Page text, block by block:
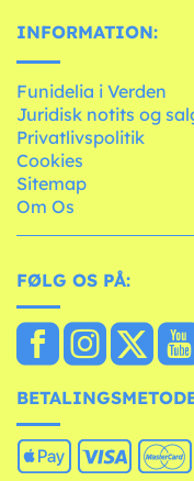
INFORMATION:
Funidelia i Verden
Juridisk notits og
Privatlivspolitik
Cookies
Sitemap
Om Os
FØLG OS PÅ: